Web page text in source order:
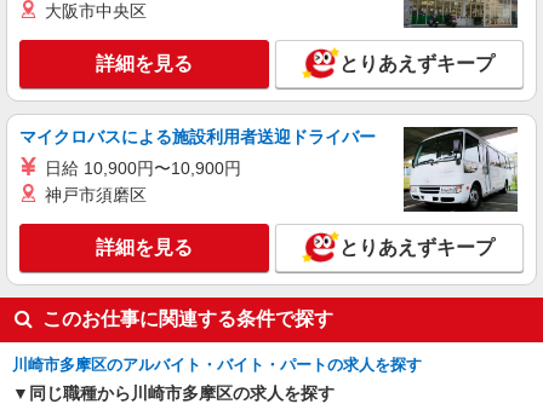
キープ 詳細を見る
パート
いなげや 川崎登戸店
時給：1288円（青果） ※曜日・時間帯によっ
増 17:00〜17:30／時給100円増 ★学生以外の長期
希望の方はパート対象です。 ★職種を限定しての
募集のため、勤務時間・曜日の項目をご確認くだ
さい。
神奈川県川崎市多摩区中野島2325-1
キープ 詳細を見る
大阪市中央区
詳細を見る とりあえずキープ
マイクロバスによる施設利用者送迎ドライバー
日給 10,900円〜10,900円
神戸市須磨区
詳細を見る とりあえずキープ
このお仕事に関連する条件で探す
川崎市多摩区のアルバイト・バイト・パートの求人を探す
同じ職種から川崎市多摩区の求人を探す